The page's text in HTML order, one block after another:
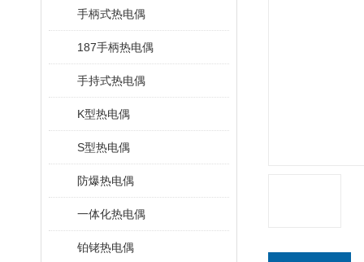
手柄式热电偶
187手柄热电偶
手持式热电偶
K型热电偶
S型热电偶
防爆热电偶
一体化热电偶
铂铑热电偶